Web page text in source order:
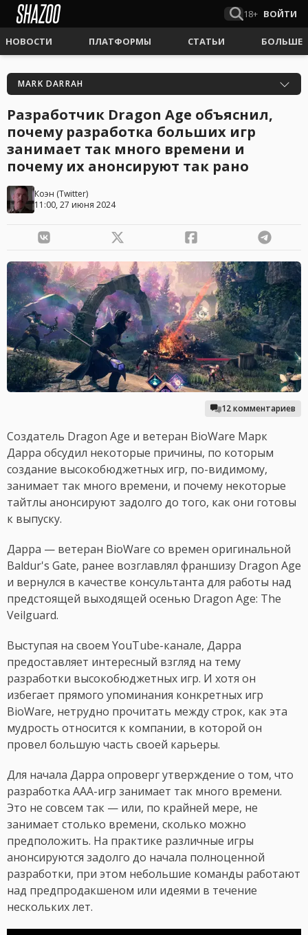
18+ ВОЙТИ
НОВОСТИ ПЛАТФОРМЫ СТАТЬИ БОЛЬШЕ
MARK DARRAH
Разработчик Dragon Age объяснил,
почему разработка больших игр
занимает так много времени и
почему их анонсируют так рано
Коэн (Twitter)
11:00, 27 июня 2024
12 комментариев
Создатель Dragon Age и ветеран BioWare Марк
Дарра обсудил некоторые причины, по которым
создание высокобюджетных игр, по-видимому,
занимает так много времени, и почему некоторые
тайтлы анонсируют задолго до того, как они готовы
к выпуску.
Дарра — ветеран BioWare со времен оригинальной
Baldur's Gate, ранее возглавлял франшизу Dragon Age
и вернулся в качестве консультанта для работы над
предстоящей выходящей осенью Dragon Age: The
Veilguard.
Выступая на своем YouTube-канале, Дарра
предоставляет интересный взгляд на тему
разработки высокобюджетных игр. И хотя он
избегает прямого упоминания конкретных игр
BioWare, нетрудно прочитать между строк, как эта
мудрость относится к компании, в которой он
провел большую часть своей карьеры.
Для начала Дарра опроверг утверждение о том, что
разработка AAA-игр занимает так много времени.
Это не совсем так — или, по крайней мере, не
занимает столько времени, сколько можно
предположить. На практике различные игры
анонсируются задолго до начала полноценной
разработки, при этом небольшие команды работают
над предпродакшеном или идеями в течение
нескольких лет.